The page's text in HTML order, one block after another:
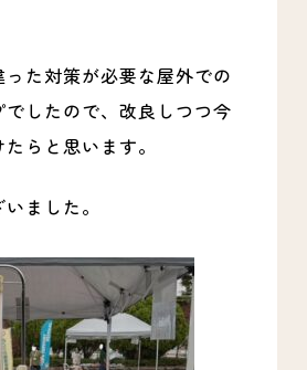
た対策が必要な屋外での
でしたので、改良しつつ今
らと思います。
ました。